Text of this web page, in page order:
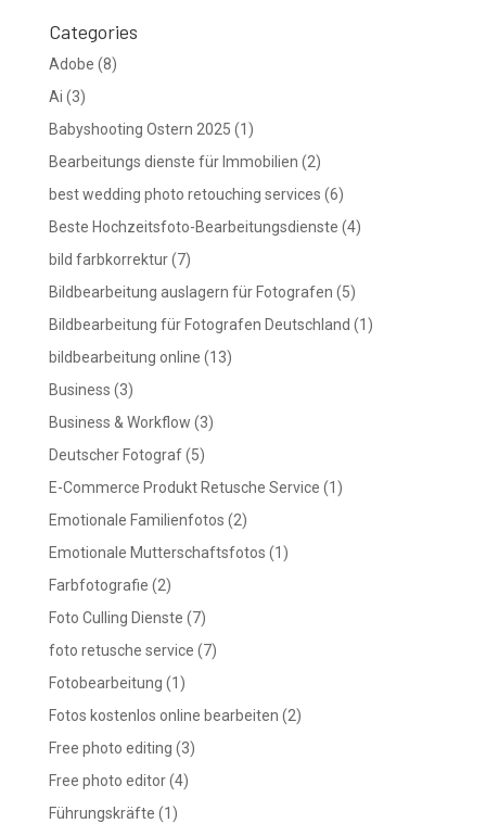
Categories
Adobe (8)
Ai (3)
Babyshooting Ostern 2025 (1)
Bearbeitungs dienste für Immobilien (2)
best wedding photo retouching services (6)
Beste Hochzeitsfoto-Bearbeitungsdienste (4)
bild farbkorrektur(7)
Bildbearbeitung auslagern für Fotografen (5)
Bildbearbeitung für Fotografen Deutschland (1)
bildbearbeitung online (13)
Business (3)
Business & Workflow (3)
Deutscher Fotograf(5)
E-Commerce Produkt Retusche Service (1)
Emotionale Familienfotos (2)
Emotionale Mutterschaftsfotos (1)
Farbfotografie (2)
Foto Culling Dienste (7)
foto retusche service (7)
Fotobearbeitung (1)
Fotos kostenlos online bearbeiten (2)
Free photo editing (3)
Free photo editor(4)
Führungskräfte (1)